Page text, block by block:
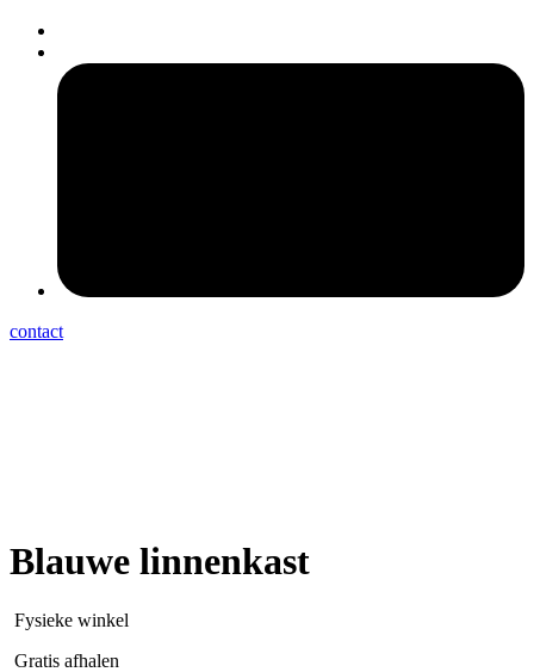
contact
Blauwe linnenkast
Fysieke winkel
Gratis afhalen